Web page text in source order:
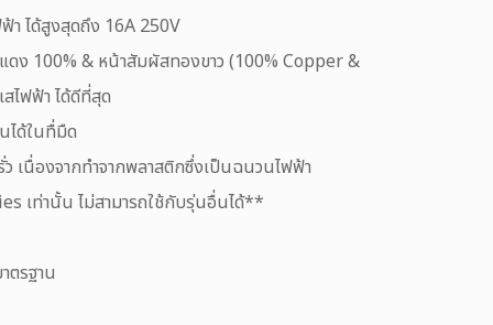
า ได้สูงสุดถึง 16A 250V
ดง 100% & หน้าสัมผัสทองขาว (100% Copper &
ไฟฟ้า ได้ดีที่สุด
ได้ในทื่มืด
เนื่องจากทำจากพลาสติกซึ่งเป็นฉนวนไฟฟ้า
เท่านั้น ไม่สามารถใช้กับรุ่นอื่นได้**
ตรฐาน